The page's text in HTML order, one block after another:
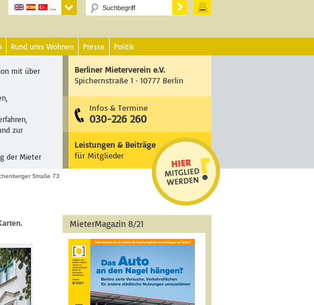
Rund ums Wohnen Presse Politik
mit über
zur
der Mieter
Berliner Mieterverein e.V.
Spichernstraße 1 · 10777 Berlin
Infos & Termine
030-226 260
Leistungen & Beiträge
für Mitglieder
Straße 73
MieterMagazin 8/21